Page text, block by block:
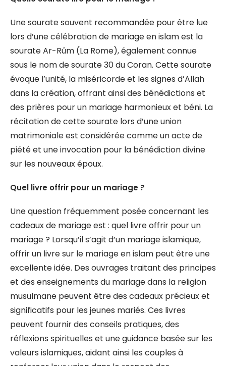
Une sourate souvent recommandée pour être lue
lors d’une célébration de mariage en islam est la
sourate Ar-Rûm (La Rome), également connue
sous le nom de sourate 30 du Coran. Cette sourate
évoque l’unité, la miséricorde et les signes d’Allah
dans la création, offrant ainsi des bénédictions et
des prières pour un mariage harmonieux et béni. La
récitation de cette sourate lors d’une union
matrimoniale est considérée comme un acte de
piété et une invocation pour la bénédiction divine
sur les nouveaux époux.
Quel livre offrir pour un mariage ?
Une question fréquemment posée concernant les
cadeaux de mariage est : quel livre offrir pour un
mariage ? Lorsqu’il s’agit d’un mariage islamique,
offrir un livre sur le mariage en islam peut être une
excellente idée. Des ouvrages traitant des principes
et des enseignements du mariage dans la religion
musulmane peuvent être des cadeaux précieux et
significatifs pour les jeunes mariés. Ces livres
peuvent fournir des conseils pratiques, des
réflexions spirituelles et une guidance basée sur les
valeurs islamiques, aidant ainsi les couples à